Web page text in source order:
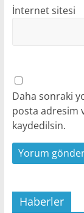
İnternet sitesi
Daha sonraki
posta adresim
kaydedilsin.
Haberler